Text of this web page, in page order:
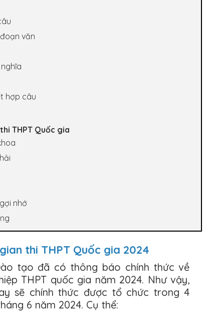
văn
hợp câu
THPT Quốc gia
nhớ
thi THPT Quốc gia 2024
tạo đã có thông báo chính thức về
THPT quốc gia năm 2024. Như vậy,
sẽ chính thức được tổ chức trong 4
6 năm 2024. Cụ thể: